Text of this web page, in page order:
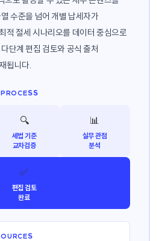
수준을 넘어 개별 납세자가
적 절세 시나리오를 데이터 중심으로
단계 편집 검토와 공식 출처
됩니다.
🔍
세법 기준
교차검증
📊
실무 관점
분석
✅
편집 검토
완료